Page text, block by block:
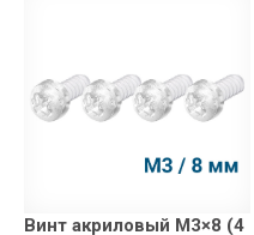
Винт акриловый М3×8 (4